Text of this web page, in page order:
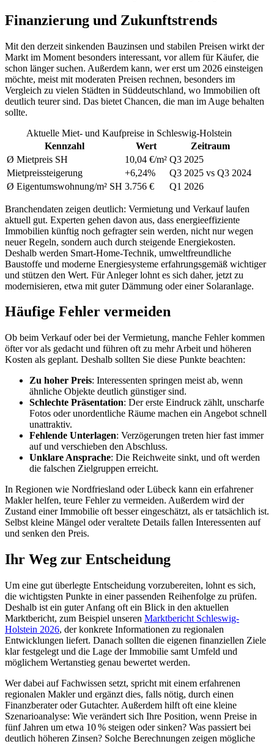
Finanzierung und Zukunftstrends
Mit den derzeit sinkenden Bauzinsen und stabilen Preisen wirkt der
Markt im Moment besonders interessant, vor allem für Käufer, die
schon länger suchen. Außerdem kann, wer erst um 2026 einsteigen
möchte, meist mit moderaten Preisen rechnen, besonders im
Vergleich zu vielen Städten in Süddeutschland, wo Immobilien oft
deutlich teurer sind. Das bietet Chancen, die man im Auge behalten
sollte.
Aktuelle Miet- und Kaufpreise in Schleswig-Holstein
Kennzahl
Wert
Zeitraum
Ø Mietpreis SH
10,04 €/m² Q3 2025
Mietpreissteigerung
+6,24%
Q3 2025 vs Q3 2024
Ø Eigentumswohnung/m² SH 3.756 € Q1 2026
Branchendaten zeigen deutlich: Vermietung und Verkauf laufen
aktuell gut. Experten gehen davon aus, dass energieeffiziente
Immobilien künftig noch gefragter sein werden, nicht nur wegen
neuer Regeln, sondern auch durch steigende Energiekosten.
Deshalb werden Smart-Home-Technik, umweltfreundliche
Baustoffe und moderne Energiesysteme erfahrungsgemäß wichtiger
und stützen den Wert. Für Anleger lohnt es sich daher, jetzt zu
modernisieren, etwa mit guter Dämmung oder einer Solaranlage.
Häufige Fehler vermeiden
Ob beim Verkauf oder bei der Vermietung, manche Fehler kommen
öfter vor als gedacht und führen oft zu mehr Arbeit und höheren
Kosten als geplant. Deshalb sollten Sie diese Punkte beachten:
Zu hoher Preis: Interessenten springen meist ab, wenn
ähnliche Objekte deutlich günstiger sind.
Schlechte Präsentation: Der erste Eindruck zählt, unscharfe
Fotos oder unordentliche Räume machen ein Angebot schnell
unattraktiv.
Fehlende Unterlagen: Verzögerungen treten hier fast immer
auf und verschieben den Abschluss.
Unklare Ansprache: Die Reichweite sinkt, und oft werden
die falschen Zielgruppen erreicht.
In Regionen wie Nordfriesland oder Lübeck kann ein erfahrener
Makler helfen, teure Fehler zu vermeiden. Außerdem wird der
Zustand einer Immobilie oft besser eingeschätzt, als er tatsächlich ist.
Selbst kleine Mängel oder veraltete Details fallen Interessenten auf
und senken den Preis.
Ihr Weg zur Entscheidung
Um eine gut überlegte Entscheidung vorzubereiten, lohnt es sich,
die wichtigsten Punkte in einer passenden Reihenfolge zu prüfen.
Deshalb ist ein guter Anfang oft ein Blick in den aktuellen
Marktbericht, zum Beispiel unseren Marktbericht Schleswig-
Holstein 2026, der konkrete Informationen zu regionalen
Entwicklungen liefert. Danach sollten die eigenen finanziellen Ziele
klar festgelegt und die Lage der Immobilie samt Umfeld und
möglichem Wertanstieg genau bewertet werden.
Wer dabei auf Fachwissen setzt, spricht mit einem erfahrenen
regionalen Makler und ergänzt dies, falls nötig, durch einen
Finanzberater oder Gutachter. Außerdem hilft oft eine kleine
Szenarioanalyse: Wie verändert sich Ihre Position, wenn Preise in
fünf Jahren um etwa 10 % steigen oder sinken? Was passiert bei
deutlich höheren Zinsen? Solche Berechnungen zeigen mögliche